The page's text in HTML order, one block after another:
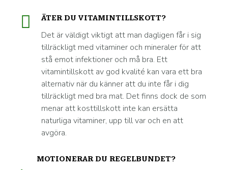
ÄTER DU VITAMINTILLSKOTT?
Det är väldigt viktigt att man dagligen får i sig
tillräckligt med vitaminer och mineraler för att
stå emot infektioner och må bra. Ett
vitamintillskott av god kvalité kan vara ett bra
alternativ när du känner att du inte får i dig
tillräckligt med bra mat. Det finns dock de som
menar att kosttillskott inte kan ersätta
naturliga vitaminer, upp till var och en att
avgöra.
MOTIONERAR DU REGELBUNDET?